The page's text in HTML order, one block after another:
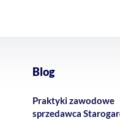
Blog
Praktyki zawodowe
sprzedawca